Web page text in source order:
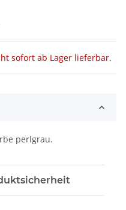
sofort ab Lager lieferbar.
perlgrau.